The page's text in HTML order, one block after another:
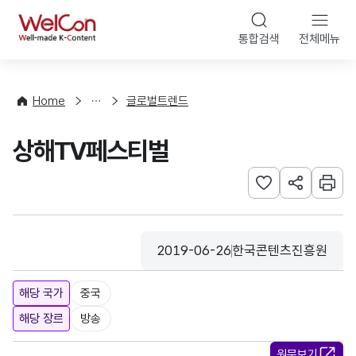
WelCon 통합검색 전체메뉴
Home
향
계
글로벌트렌드
상해TV페스티벌
관심사 등록하기
URL 공유하
인쇄
등록일
2019-06-26
수집기관
한국콘텐츠진흥원
해당 국가
중국
해당 장르
방송